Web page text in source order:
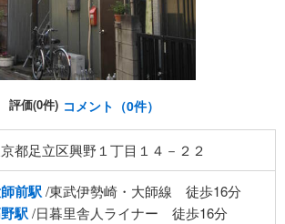
評価(0件) コメント（0件）
都足立区興野１丁目１４－２２
前駅/東武伊勢崎・大師線 徒歩16分
駅/日暮里舎人ライナー 徒歩16分